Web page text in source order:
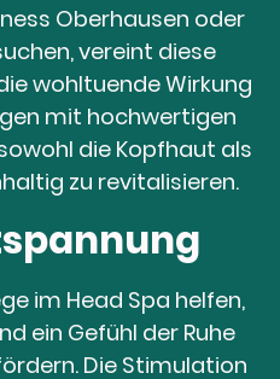
Oberhausen oder
vereint diese
wohltuende Wirkung
mit hochwertigen
die Kopfhaut als
zu revitalisieren.
im Head Spa helfen,
ein Gefühl der Ruhe
Die Stimulation